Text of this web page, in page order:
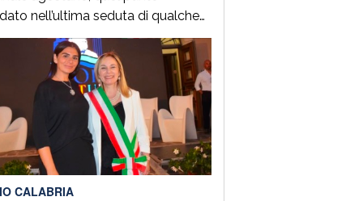
nell’ultima seduta di qualche
fa. Si tratta della “Salvaguardia
e assestamento generale
Esercizio 2026”. Ma è sulla
nei “preliminari” che si gioca
principale anche se il
da approvare è di estrema
per la […]
CALABRIA